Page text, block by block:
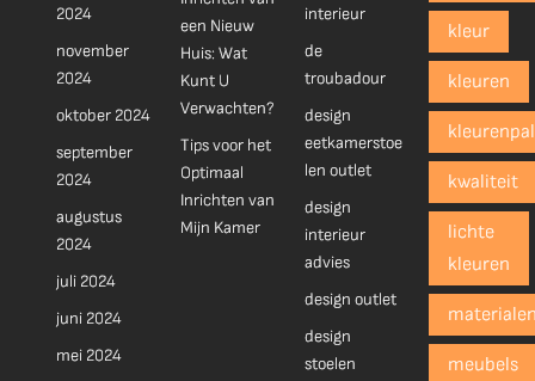
2024
november
2024
oktober 2024
september
2024
augustus
2024
juli 2024
juni 2024
mei 2024
een Nieuw
Huis: Wat
Kunt U
Verwachten?
Tips voor het
Optimaal
Inrichten van
Mijn Kamer
interieur
de
troubadour
design
eetkamerstoe
len outlet
design
interieur
advies
design outlet
design
stoelen
kleur
kleuren
kwaliteit
lichte
kleuren
meubels